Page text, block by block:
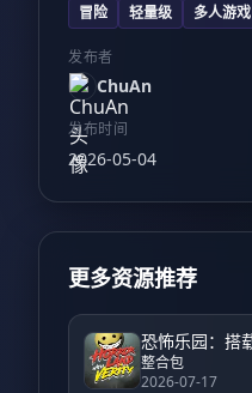
冒险
轻量级 多人游戏
发布者
ChuAn
发布时间
2026-05-04
更多资源推荐
整合包
2026-07-17